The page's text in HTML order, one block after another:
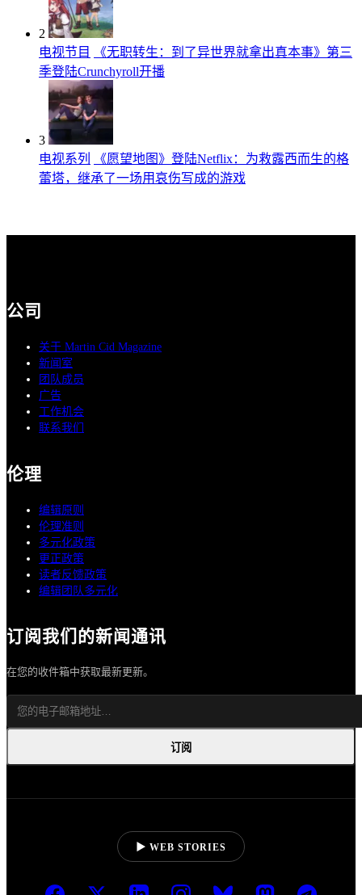
2
电视节目
《无职转生：到了异世界就拿出真本事》第三
季登陆Crunchyroll开播
3
电视系列
《愿望地图》登陆Netflix：为救露西而生的格
蕾塔，继承了一场用哀伤写成的游戏
公司
关于 Martin Cid Magazine
新闻室
团队成员
广告
工作机会
联系我们
伦理
编辑原则
伦理准则
多元化政策
更正政策
读者反馈政策
编辑团队多元化
订阅我们的新闻通讯
在您的收件箱中获取最新更新。
订阅
▶ WEB STORIES